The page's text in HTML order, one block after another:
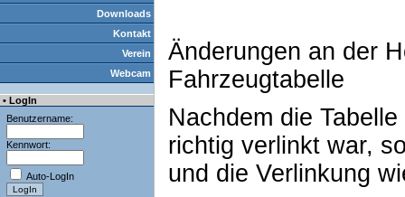
Downloads
Kontakt
Verein
Webcam
• LogIn
Benutzername:
Kennwort:
Auto-LogIn
Änderungen an der
Fahrzeugtabelle
Nachdem die
richtig verlinkt war,
und die Verlinkung